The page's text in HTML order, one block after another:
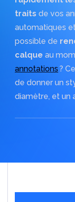
Le
finis
Lire
traits de vos
automatiques
possible de
calque au
annotations ?
de donner un
diamètre, et un